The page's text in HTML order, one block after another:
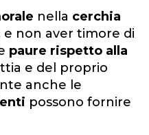
nella cerchia
e non aver timore di
paure rispetto alla
e del proprio
anche le
possono fornire